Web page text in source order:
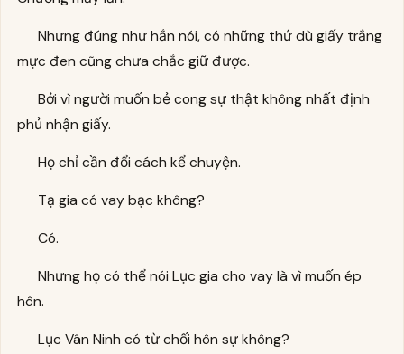
Nhưng đúng như hắn nói, có những thứ dù giấy trắng
mực đen cũng chưa chắc giữ được.
Bởi vì người muốn bẻ cong sự thật không nhất định
phủ nhận giấy.
Họ chỉ cần đổi cách kể chuyện.
Tạ gia có vay bạc không?
Có.
Nhưng họ có thể nói Lục gia cho vay là vì muốn ép
hôn.
Lục Vân Ninh có từ chối hôn sự không?